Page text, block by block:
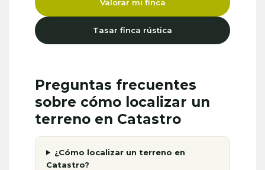
Valorar mi finca
Tasar finca rústica
Preguntas frecuentes
sobre cómo localizar un
terreno en Catastro
¿Cómo localizar un terreno en
Catastro?